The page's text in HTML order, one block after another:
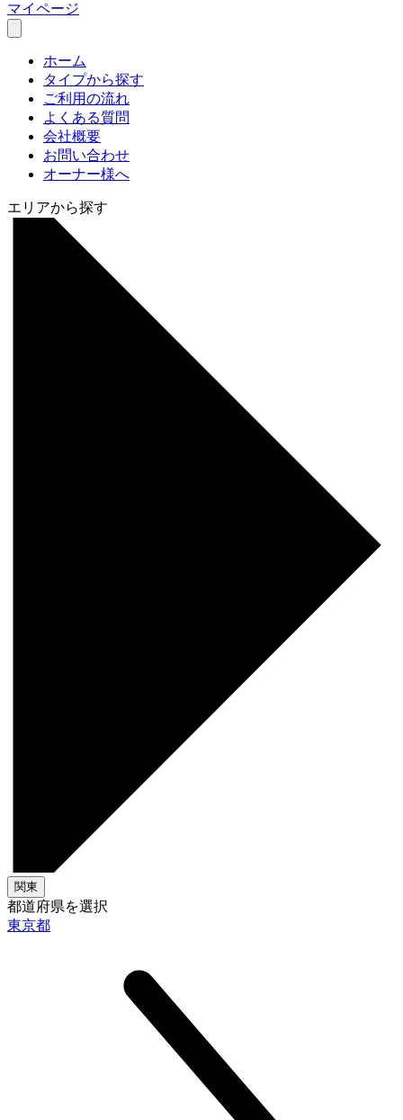
マイページ
ホーム
タイプから探す
ご利用の流れ
よくある質問
会社概要
お問い合わせ
オーナー様へ
エリアから探す
関東
都道府県を選択
東京都